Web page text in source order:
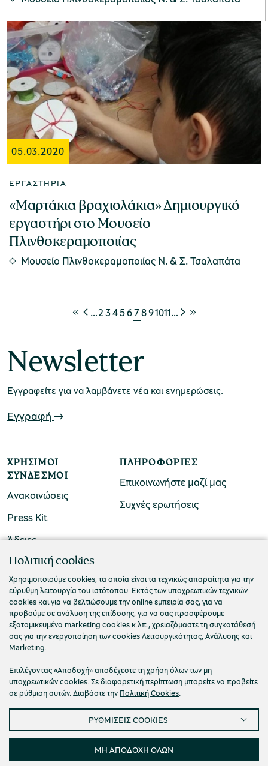
05.03.2020
ΕΡΓΑΣΤΉΡΙΑ
«Μαρτάκια βραχιολάκια» Δημιουργικό
εργαστήρι στο Μουσείο
Πλινθοκεραμοποιίας
Μουσείο Πλινθοκεραμοποιίας N. & Σ. Τσαλαπάτα
…234567891011…
Newsletter
Εγγραφείτε για να λαμβάνετε νέα και ενημερώσεις.
Εγγραφή
ΧΡΉΣΙΜΟΙ
ΣΎΝΔΕΣΜΟΙ
Ανακοινώσεις
Press Kit
Άδειες
ΠΛΗΡΟΦΟΡΊΕΣ
Επικοινωνήστε μαζί μας
Συχνές ερωτήσεις
ΠΟΛΙΤΙΣΤΙΚΟ ΙΔΡΥΜΑ ΟΜΙΛΟΥ ΠΕΙΡΑΙΩΣ
Τ. 210 3256922
Ε. info@piop.gr
ΣΥΝΔΕΘΕΙΤΕ ΜΑΖΙ ΜΑΣ
© 2026 Πολιτιστικό Ίδρυμα Ομίλου Πειραιώς
Πολιτική απορρήτου Όροι χρήσης
Cookies
Ρυθμίσεις Cookies
Προσβασιμότητα
Πολιτική cookies
Χρησιμοποιούμε cookies, τα οποία είναι τα τεχνικώς απαραίτητα για την
εύρυθμη λειτουργία του ιστότοπου. Εκτός των υποχρεωτικών τεχνικών
cookies και για να βελτιώσουμε την online εμπειρία σας, για να
προβούμε σε ανάλυση της επίδοσης, για να σας προσφέρουμε
εξατομικευμένα marketing cookies κ.λπ., χρειαζόμαστε τη συγκατάθεσή
σας για την ενεργοποίηση των cookies Λειτουργικότητας, Ανάλυσης και
Marketing.
Επιλέγοντας «Αποδοχή» αποδέχεστε τη χρήση όλων των μη
υποχρεωτικών cookies. Σε διαφορετική περίπτωση μπορείτε να προβείτε
σε ρύθμιση αυτών. Διαβάστε την Πολιτική Cookies.
ΡΥΘΜΙΣΕΙΣ COOKIES
ΜΗ ΑΠΟΔΟΧΗ ΟΛΩΝ